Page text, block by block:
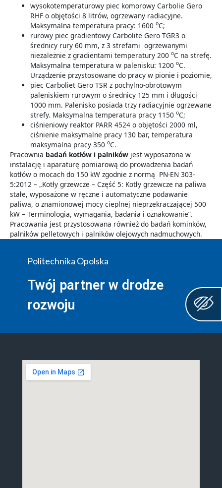
wysokotemperaturowy piec komorowy Carbolie Gero
RHF o objętości 8 litrów, ogrzewany radiacyjne.
Maksymalna temperatura pracy: 1600 oC;
rurowy piec gradientowy Carbolite Gero TGR3 o
średnicy rury 60 mm, z 3 strefami ogrzewanymi
niezależnie z gradientami temperatury 200 oC na strefę.
Maksymalna temperatura w palenisku: 1200 oC.
Urządzenie przystosowane do pracy w pionie i poziomie,
piec Carboliet Gero TSR z pochylno-obrotowym
paleniskiem rurowym o średnicy 125 mm i długości
1000 mm. Palenisko posiada trzy radiacyjnie ogrzewane
strefy. Maksymalna temperatura pracy 1150 oC;
ciśnieniowy reaktor PARR 4524 o objętości 2000 ml,
ciśnienie maksymalne pracy 130 bar, temperatura
maksymalna pracy 350 oC.
Pracownia badań kotłów i palników jest wyposażona w
instalację i aparaturę pomiarową do prowadzenia badań
kotłów o mocach do 150 kW zgodnie z normą PN-EN 303-
5:2012 – „Kotły grzewcze – Część 5: Kotły grzewcze na paliwa
stałe, wyposażone w ręczne i automatyczne podawanie
paliwa, o znamionowej mocy cieplnej nieprzekraczającej 500
kW – Terminologia, wymagania, badania i oznakowanie”.
Pracowania jest przystosowana również do badań kominków,
palników pelletowych i palników olejowych nadmuchowych.
Politechnika Opolska
Twój partner w drodze
rozwoju